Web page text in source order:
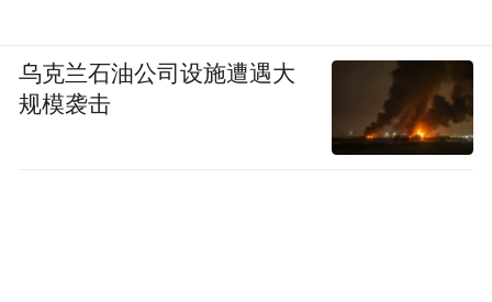
乌克兰石油公司设施遭遇大
规模袭击